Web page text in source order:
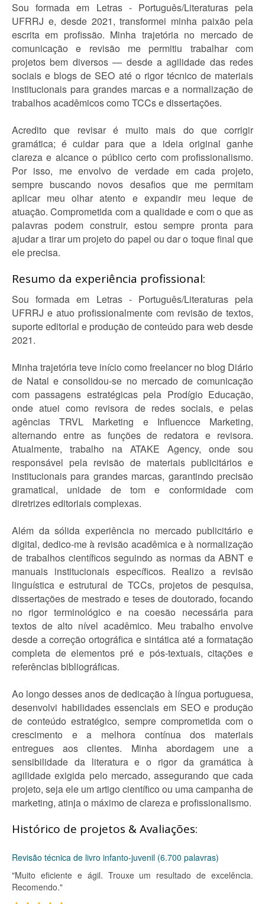
Sou formada em Letras - Português/Literaturas pela
UFRRJ e, desde 2021, transformei minha paixão pela
escrita em profissão. Minha trajetória no mercado de
comunicação e revisão me permitiu trabalhar com
projetos bem diversos — desde a agilidade das redes
sociais e blogs de SEO até o rigor técnico de materiais
institucionais para grandes marcas e a normalização de
trabalhos acadêmicos como TCCs e dissertações.
Acredito que revisar é muito mais do que corrigir
gramática; é cuidar para que a ideia original ganhe
clareza e alcance o público certo com profissionalismo.
Por isso, me envolvo de verdade em cada projeto,
sempre buscando novos desafios que me permitam
aplicar meu olhar atento e expandir meu leque de
atuação. Comprometida com a qualidade e com o que as
palavras podem construir, estou sempre pronta para
ajudar a tirar um projeto do papel ou dar o toque final que
ele precisa.
Resumo da experiência profissional:
Sou formada em Letras - Português/Literaturas pela
UFRRJ e atuo profissionalmente com revisão de textos,
suporte editorial e produção de conteúdo para web desde
2021.
Minha trajetória teve início como freelancer no blog Diário
de Natal e consolidou-se no mercado de comunicação
com passagens estratégicas pela Prodígio Educação,
onde atuei como revisora de redes sociais, e pelas
agências TRVL Marketing e Influencce Marketing,
alternando entre as funções de redatora e revisora.
Atualmente, trabalho na ATAKE Agency, onde sou
responsável pela revisão de materiais publicitários e
institucionais para grandes marcas, garantindo precisão
gramatical, unidade de tom e conformidade com
diretrizes editoriais complexas.
Além da sólida experiência no mercado publicitário e
digital, dedico-me à revisão acadêmica e à normalização
de trabalhos científicos seguindo as normas da ABNT e
manuais institucionais específicos. Realizo a revisão
linguística e estrutural de TCCs, projetos de pesquisa,
dissertações de mestrado e teses de doutorado, focando
no rigor terminológico e na coesão necessária para
textos de alto nível acadêmico. Meu trabalho envolve
desde a correção ortográfica e sintática até a formatação
completa de elementos pré e pós-textuais, citações e
referências bibliográficas.
Ao longo desses anos de dedicação à língua portuguesa,
desenvolvi habilidades essenciais em SEO e produção
de conteúdo estratégico, sempre comprometida com o
crescimento e a melhora contínua dos materiais
entregues aos clientes. Minha abordagem une a
sensibilidade da literatura e o rigor da gramática à
agilidade exigida pelo mercado, assegurando que cada
projeto, seja ele um artigo científico ou uma campanha de
marketing, atinja o máximo de clareza e profissionalismo.
Histórico de projetos & Avaliações:
Revisão técnica de livro infanto-juvenil (6.700 palavras)
"Muito eficiente e ágil. Trouxe um resultado de excelência.
Recomendo."